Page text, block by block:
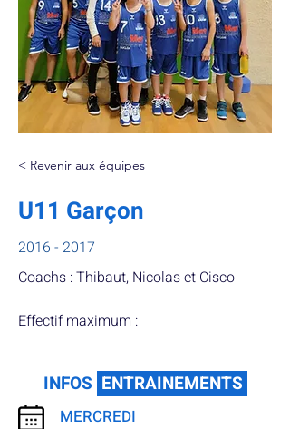
< Revenir aux équipes
U11 Garçon
2016 - 2017
Coachs : Thibaut, Nicolas et Cisco
Effectif maximum :
INFOS ENTRAINEMENTS
MERCREDI